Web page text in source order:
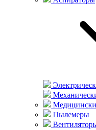
Пылемеры